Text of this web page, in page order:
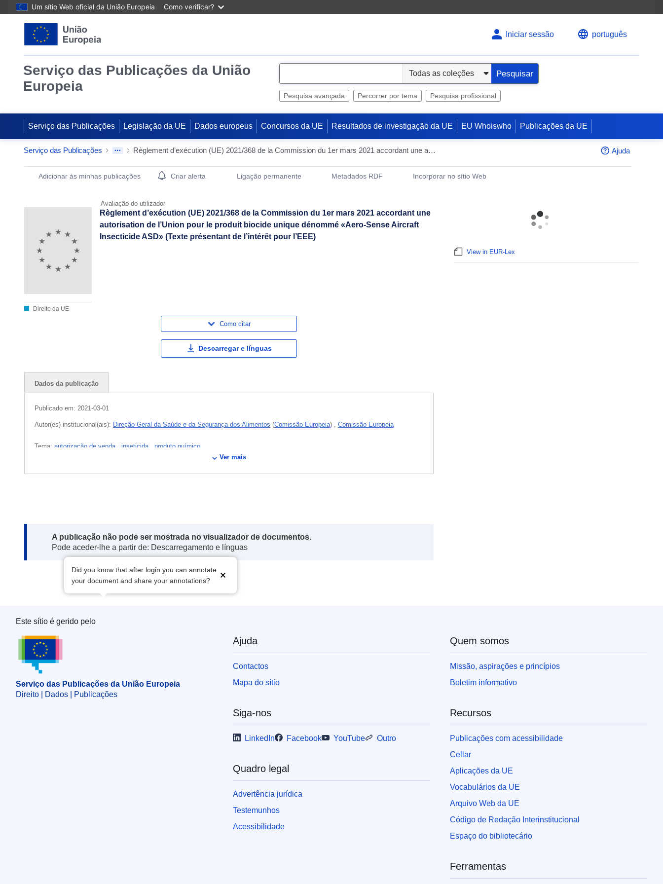
Um sítio Web oficial da União Europeia Como verificar?
Iniciar sessão português
Serviço das Publicações da União
Europeia
e
Pesquisar
Pesquisa avançada Percorrer por tema Pesquisa profissional
Serviço das Publicações Legislação da UE Dados europeus Concursos da UE Resultados de investigação da UE EU Whoiswho Publicações da UE
Serviço das Publicações Règlement d’exécution (UE) 2021/368 de la Commission du 1er mars 2021 accordant une autorisation de l’Union pour le produit biocide unique dénommé «Aero-Sense Aircraft Insecticide ASD» (Texte présentant de l’intérêt pour l’EEE) Ajuda
Publication Detail Actions Portlet
Adicionar às minhas publicações Criar alerta Ligação permanente
Metadados RDF
Incorporar no sítio Web
Avaliação do utilizador
Direito da UE
Règlement d’exécution (UE) 2021/368 de la Commission du 1er mars 2021 accordant une
autorisation de l’Union pour le produit biocide unique dénommé «Aero-Sense Aircraft
Insecticide ASD» (Texte présentant de l’intérêt pour l’EEE)
Como citar
Descarregar e línguas
Dados da publicação
Publicado em: 2021-03-01
Autor(es) institucional(ais): Direção-Geral da Saúde e da Segurança dos Alimentos (Comissão Europeia) , Comissão Europeia
Tema: autorização de venda inseticida produto químico
Ver mais
Note:
A publicação não pode ser mostrada no visualizador de documentos.
Pode aceder-lhe a partir de: Descarregamento e línguas
Did you know that after login you can annotate
your document and share your annotations?
View in EUR-Lex
Serviço das Publicações da União Europeia
Este sítio é gerido pelo
Serviço das Publicações da União Europeia
Direito | Dados | Publicações
Ajuda
Contactos
Mapa do sítio
Siga-nos
LinkedIn Facebook YouTube Outro
Quadro legal
Advertência jurídica
Testemunhos
Acessibilidade
Quem somos
Missão, aspirações e princípios
Boletim informativo
Recursos
Publicações com acessibilidade
Cellar
Aplicações da UE
Vocabulários da UE
Arquivo Web da UE
Código de Redação Interinstitucional
Espaço do bibliotecário
Ferramentas